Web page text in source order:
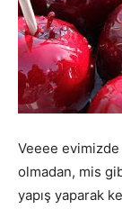
Veeee
olmadan, mis
yapış yaparak